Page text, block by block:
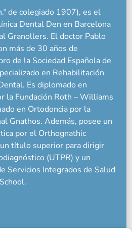
de colegiado 1907), es el
Dental Den en Barcelona
Granollers. El doctor Pablo
más de 30 años de
de la Sociedad Española de
en Rehabilitación
Es diplomado en
la Fundación Roth – Williams
en Ortodoncia por la
Gnathos. Además, posee un
por el Orthognathic
título superior para dirigir
(UTPR) y un
Servicios Integrados de Salud